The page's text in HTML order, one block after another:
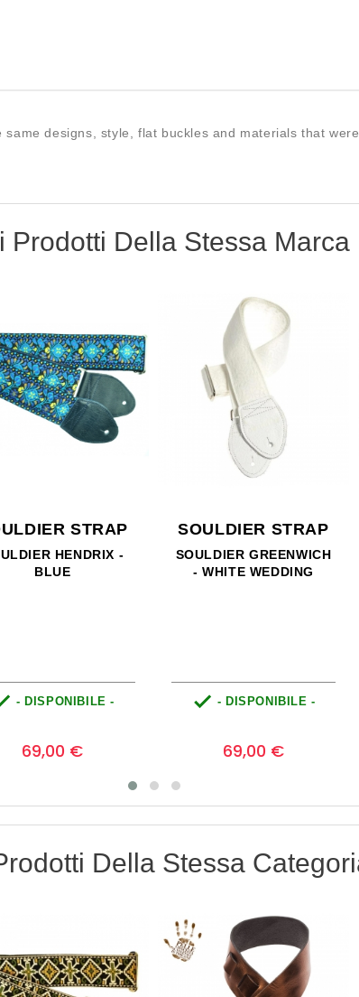
designs, style, flat buckles and materials that
Prodotti Della Stessa Marca
STRAP
HENDRIX -
BLUE
- DISPONIBILE -
69,00 €
SOULDIER STRAP
SOULDIER GREENWICH
- WHITE WEDDING
 - DISPONIBILE -
69,00 €
Della Stessa